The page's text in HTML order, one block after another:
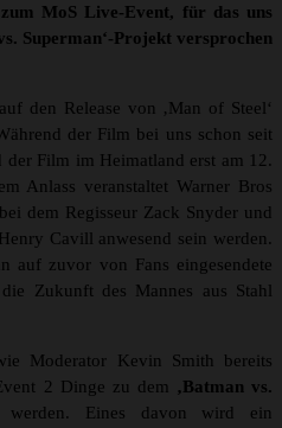
MoS Live-Event, für das uns
Superman‘-Projekt versprochen
den Release von ‚Man of Steel‘
der Film bei uns schon seit
Film im Heimatland erst am 12.
Anlass veranstaltet Warner Bros
dem Regisseur Zack Snyder und
Cavill anwesend sein werden.
auf zuvor von Fans eingesendete
Zukunft des Mannes aus Stahl
Moderator Kevin Smith bereits
2 Dinge zu dem ‚Batman vs.
werden. Eines davon wird ein